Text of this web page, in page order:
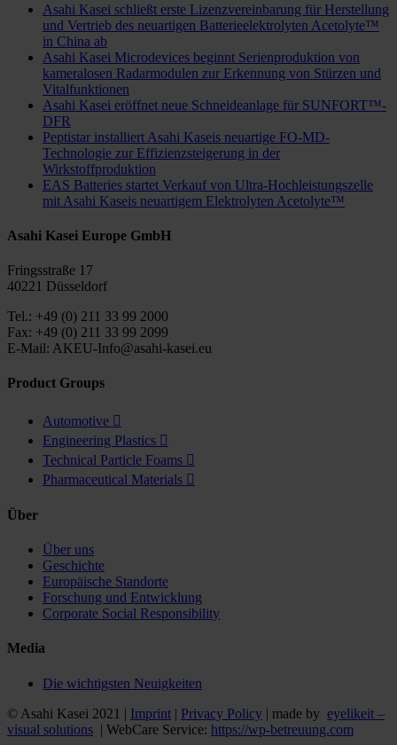
Asahi Kasei schließt erste Lizenzvereinbarung für Herstellung
und Vertrieb des neuartigen Batterieelektrolyten Acetolyte™
in China ab
Asahi Kasei Microdevices beginnt Serienproduktion von
kameralosen Radarmodulen zur Erkennung von Stürzen und
Vitalfunktionen
Asahi Kasei eröffnet neue Schneideanlage für SUNFORT™-
DFR
Peptistar installiert Asahi Kaseis neuartige FO-MD-
Technologie zur Effizienzsteigerung in der
Wirkstoffproduktion
EAS Batteries startet Verkauf von Ultra-Hochleistungszelle
mit Asahi Kaseis neuartigem Elektrolyten Acetolyte™
Asahi Kasei Europe GmbH
Fringsstraße 17
40221 Düsseldorf
Tel.: +49 (0) 211 33 99 2000
Fax: +49 (0) 211 33 99 2099
E-Mail: AKEU-Info@asahi-kasei.eu
Product Groups
Automotive 
Engineering Plastics 
Technical Particle Foams 
Pharmaceutical Materials 
Über
Über uns
Geschichte
Europäische Standorte
Forschung und Entwicklung
Corporate Social Responsibility
Media
Die wichtigsten Neuigkeiten
© Asahi Kasei 2021 | Imprint | Privacy Policy | made by eyelikeit –
visual solutions | WebCare Service: https://wp-betreuung.com